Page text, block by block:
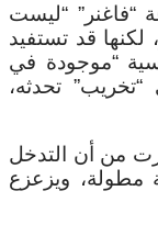
“فاغنر” “ليست
لكنها قد تستفيد
“موجودة في
تحدثه،
من أن التدخل
مطولة، ويزعزع